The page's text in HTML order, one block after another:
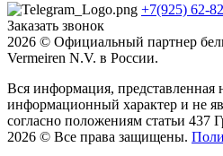
+7(925) 62-
Заказать звонок
2026 © Официальный партнер
Vermeiren N.V. в России.
Вся информация, представленная
информационный характер и не
согласно положениям статьи 437
2026 © Все права защищены.